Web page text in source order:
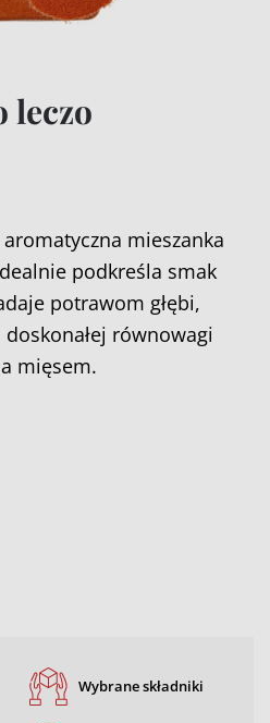
leczo
mieszanka
podkreśla smak
potrawom głębi,
równowagi
mięsem.
Wybrane składniki